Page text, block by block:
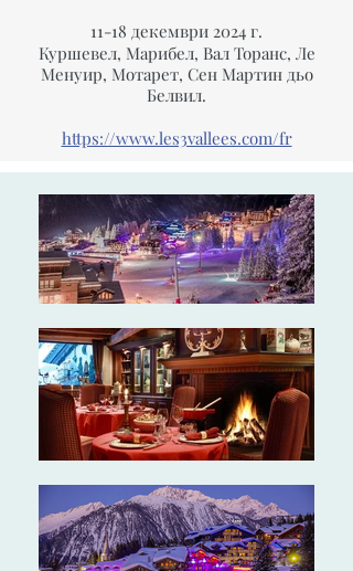
11-18 декември 2024 г.
Куршевел, Марибел, Вал Торанс, Ле
Менуир, Мотарет, Сен Мартин дьо
Белвил.
https://www.les3vallees.com/fr